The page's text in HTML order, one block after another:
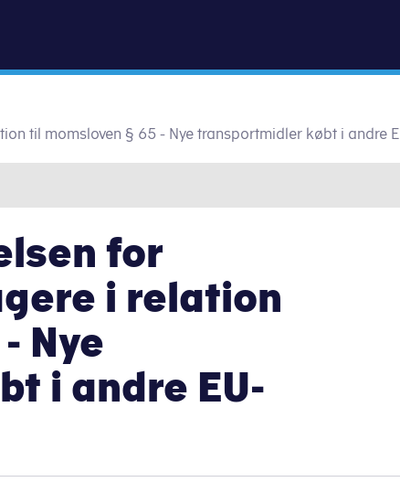
til momsloven § 65 - Nye transportmidler købt i andre
for
i relation
Nye
i andre EU-